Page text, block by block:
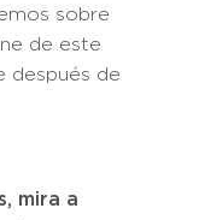
sobre
de este
después de
mira a